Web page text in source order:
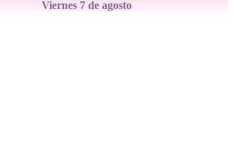
Viernes 7 de agosto